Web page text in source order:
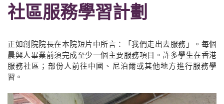
社區服務學習計劃
正如創院院長在本院短片中所言：「我們走出去服務」。每個
晨興人畢業前須完成至少一個主要服務項目。許多學生在香港
服務社區；部份人前往中國、尼泊爾或其他地方進行服務學
習。